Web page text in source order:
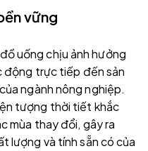
vững
uống chịu ảnh hưởng
động trực tiếp đến sản
ngành nông nghiệp.
tượng thời tiết khắc
mùa thay đổi, gây ra
lượng và tính sẵn có của